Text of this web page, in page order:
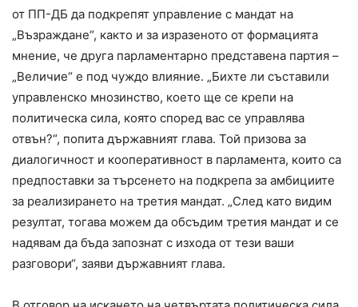
от ПП-ДБ да подкрепят управление с мандат на
„Възраждане“, както и за изразеното от формацията
мнение, че друга парламентарно представена партия –
„Величие“ е под чуждо влияние. „Бихте ли съставили
управленско мнозинство, което ще се крепи на
политическа сила, която според вас се управлява
отвън?“, попита държавният глава. Той призова за
диалогичност и кооперативност в парламента, които са
предпоставки за търсенето на подкрепа за амбициите
за реализирането на третия мандат. „След като видим
резултат, тогава можем да обсъдим третия мандат и се
надявам да бъда запознат с изхода от тези ваши
разговори“, заяви държавният глава.